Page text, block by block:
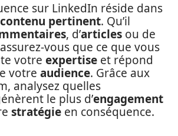
sur LinkedIn réside dans
contenu pertinent. Qu’il
, d’articles ou de
vous que ce que vous
votre expertise et répond
votre audience. Grâce aux
analysez quelles
le plus d’engagement
stratégie en conséquence.